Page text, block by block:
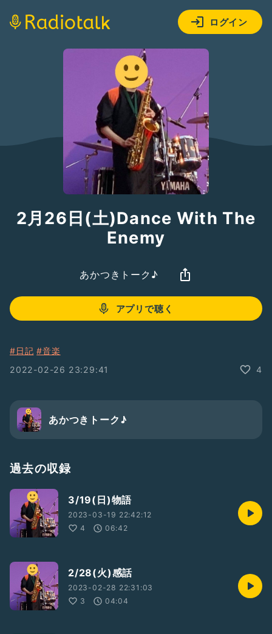
ログイン
2月26日(土)Dance With The
Enemy
あかつきトーク♪
アプリで聴く
#日記 #音楽
2022-02-26 23:29:41
4
あかつきトーク♪
過去の収録
3/19(日)物語
2023-03-19 22:42:12
4
06:42
2/28(火)感話
2023-02-28 22:31:03
3
04:04